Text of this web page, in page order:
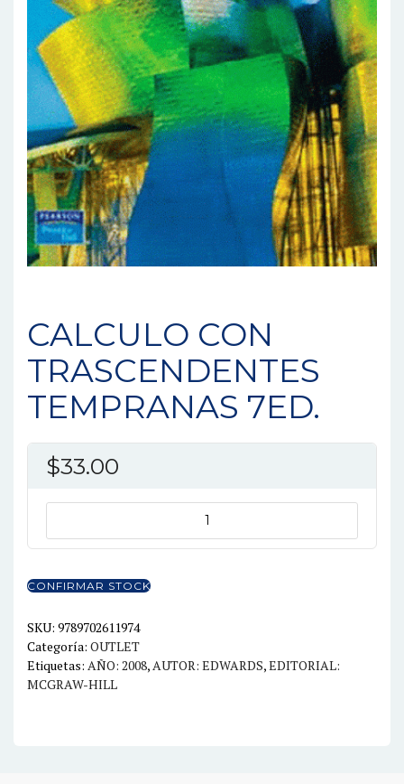
CALCULO CON
TRASCENDENTES
TEMPRANAS 7ED.
$33.00
CON
TEMPRANAS
cantidad
CONFIRMAR STOCK
SKU: 9789702611974
Categoría: OUTLET
Etiquetas: AÑO: 2008, AUTOR: EDWARDS,EDITORIAL:
MCGRAW-HILL